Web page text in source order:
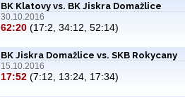
BK Klatovy vs. BK Jiskra Domažlice
30.10.2016
62:20 (17:2, 34:12, 52:14)
BK Jiskra Domažlice vs. SKB Rokycany
15.10.2016
17:52 (7:12, 13:24, 17:34)